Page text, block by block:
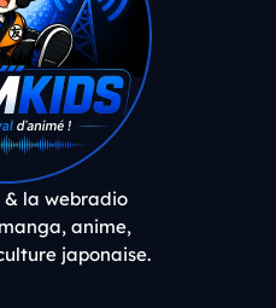
& la webradio
anime,
japonaise.